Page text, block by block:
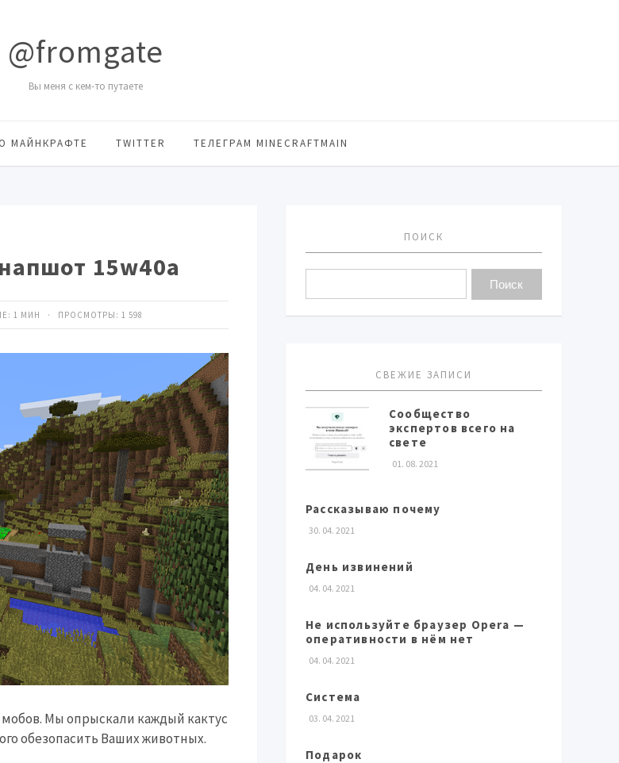
@fromgate
Вы меня с кем-то путаете
МАЙНКРАФТЕ TWITTER ТЕЛЕГРАМ MINECRAFTMAIN
15w40a
1 МИН · ПРОСМОТРЫ: 1 598
Мы опрыскали каждый кактус
обезопасить Ваших животных.
ПОИСК
СВЕЖИЕ ЗАПИСИ
Сообщество
экспертов всего на
свете
01. 08. 2021
Рассказываю почему
30. 04. 2021
День извинений
04. 04. 2021
Не используйте браузер Opera —
оперативности в нём нет
04. 04. 2021
Система
03. 04. 2021
Подарок